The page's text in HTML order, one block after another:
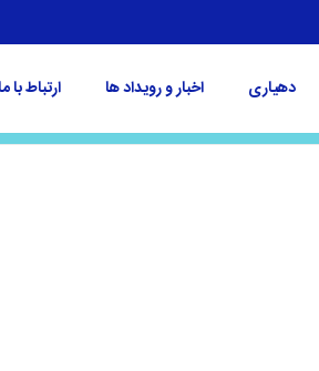
دهیاری اخبار و رویداد ها ارتباط با ما